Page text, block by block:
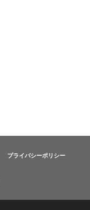
プライバシーポリシー